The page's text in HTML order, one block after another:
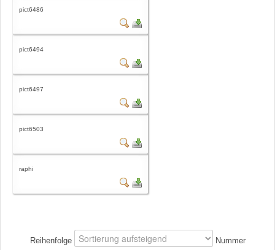
pict6486
pict6494
pict6497
pict6503
raphi
Reihenfolge Nummer